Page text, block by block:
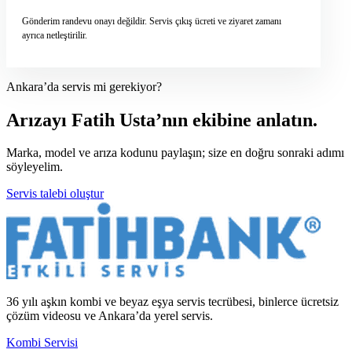
Gönderim randevu onayı değildir. Servis çıkış ücreti ve ziyaret zamanı
ayrıca netleştirilir.
Ankara’da servis mi gerekiyor?
Arızayı Fatih Usta’nın ekibine anlatın.
Marka, model ve arıza kodunu paylaşın; size en doğru sonraki adımı
söyleyelim.
Servis talebi oluştur
36 yılı aşkın kombi ve beyaz eşya servis tecrübesi, binlerce ücretsiz
çözüm videosu ve Ankara’da yerel servis.
Kombi Servisi